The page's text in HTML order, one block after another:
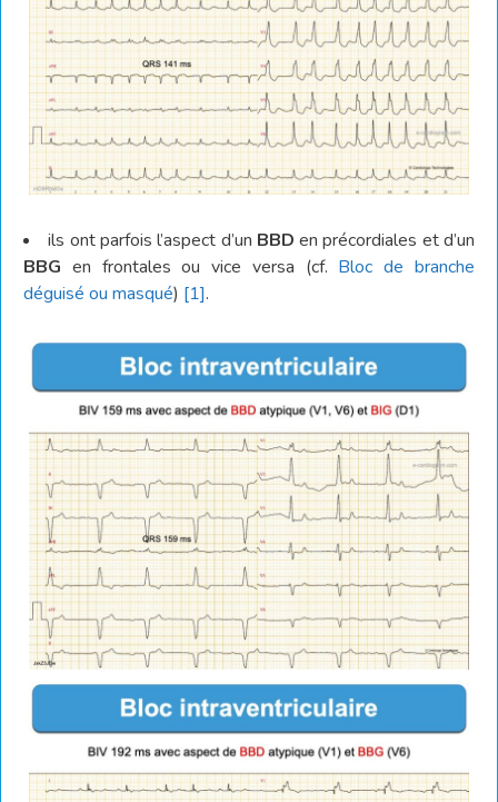
ils ont parfois l’aspect d’un BBD en précordiales et d’un
BBG en frontales ou vice versa (cf. Bloc de branche
déguisé ou masqué) [1].